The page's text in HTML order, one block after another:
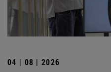
04 | 08 | 2026